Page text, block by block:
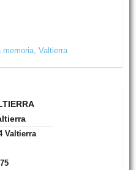
memoria, Valtierra
Valtierra